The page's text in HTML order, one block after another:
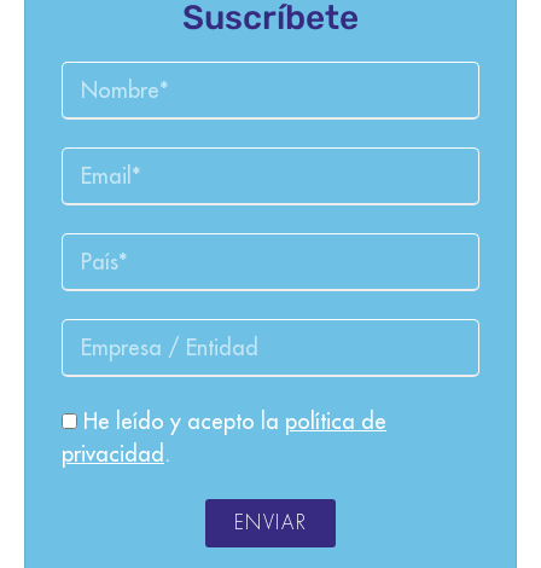
Suscríbete
He leído y acepto la política de
privacidad .
ENVIAR